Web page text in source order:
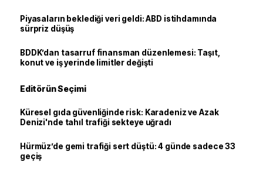
Piyasaların beklediği veri geldi: ABD istihdamında
sürpriz düşüş
BDDK’dan tasarruf finansman düzenlemesi: Taşıt,
konut ve iş yerinde limitler değişti
Editörün Seçimi
Küresel gıda güvenliğinde risk: Karadeniz ve Azak
Denizi'nde tahıl trafiği sekteye uğradı
Hürmüz’de gemi trafiği sert düştü: 4 günde sadece 33
geçiş